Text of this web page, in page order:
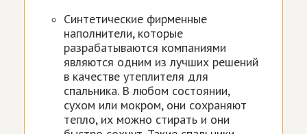
Синтетические фирменные
наполнители, которые
разрабатываются компаниями
являются одним из лучших решений
в качестве утеплителя для
спальника. В любом состоянии,
сухом или мокром, они сохраняют
тепло, их можно стирать и они